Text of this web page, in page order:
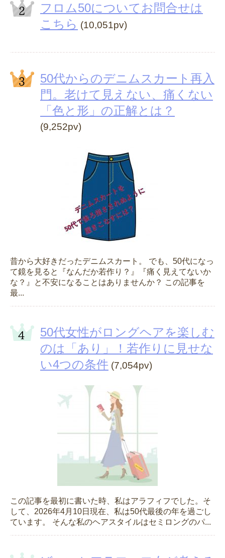
フロム50についてお問合せは
こちら (10,051pv)
50代からのデニムスカート再入
門。老けて見えない、痛くない
「色と形」の正解とは？
(9,252pv)
昔から大好きだったデニムスカート。 でも、50代になっ
て鏡を見ると『なんだか若作り？』『痛く見えてないか
な？』と不安になることはありませんか？ この記事を
最...
50代女性がロングヘアを楽しむ
のは「あり」！若作りに見せな
い4つの条件 (7,054pv)
この記事を最初に書いた時、私はアラフィフでした。そ
して、2026年4月10日現在、私は50代最後の年を過ごし
ています。 そんな私のヘアスタイルはセミロングのパ...